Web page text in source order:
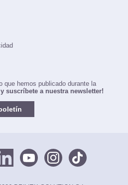
que hemos publicado durante la
suscríbete a nuestra newsletter!